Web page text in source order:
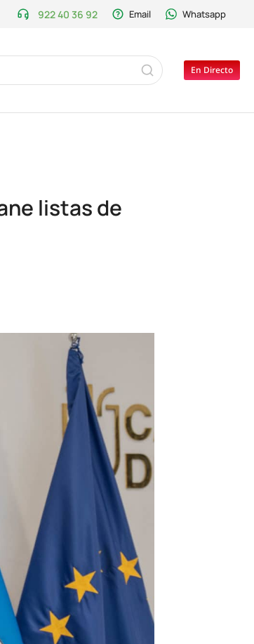
922 40 36 92 Email Whatsapp
En Directo
listas de